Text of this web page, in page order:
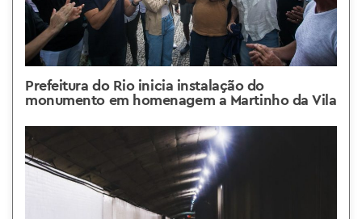
Prefeitura do Rio inicia instalação do
monumento em homenagem a Martinho da Vila